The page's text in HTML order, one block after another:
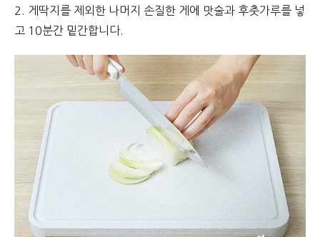
2. 게딱지를 제외한 나머지 손질한 게에 맛술과 후춧가루를 넣
고 10분간 밑간합니다.